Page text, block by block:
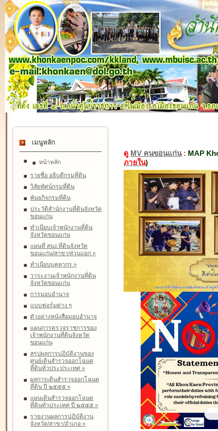
เมนูหลัก
หน้าหลัก
รายชื่อ อธิบดีกรมที่ดิน
วิสัยทัศน์กรมที่ดิน
พันธกิจกรมที่ดิน
ประวัติสำนักงานที่ดินจังหวัด
ขอนแก่น
ทำเนียบเจ้าพนักงานที่ดิน
จังหวัดขอนแก่น
แผนที่ สนง.ที่ดินจังหวัด
ขอนแก่น/สาขา/ส่วนแยก »
ทำเนียบบุคลากร »
วาระงานเจ้าพนักงานที่ดิน
จังหวัดขอนแก่น
การมอบอำนาจ
แบบฟอร์มต่าง ๆ
ตัวอย่างหนังสือมอบอำนาจ
แผนการตรวจราชการของ
เจ้าพนักงานที่ดินจังหวัด
ขอนแก่น
สรุปผลการปฏิบัติงานของ
ศูนย์เดินสำรวจออกโฉนด
ที่ดินทั่วประประเทศ »
ผลการเดินสำรวจออกโฉนด
ที่ดิน ปี ๒๕๕๕ »
แผนเดินสำรวจออกโฉนด
ที่ดินทั่วประเทศ ปี ๒๕๕๕ »
รายงานผลการปฏิบัติงาน
จังหวัด/สาขา/อำเภอ »
ดู MV คนขอนแก่น: MAP
ภายใน)